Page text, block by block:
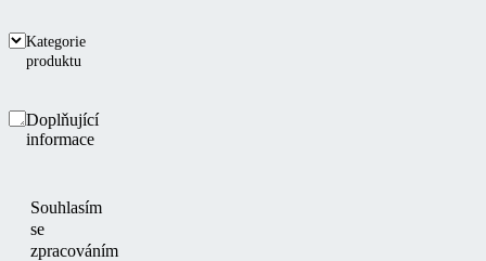
Kategorie
produktu
Doplňující
informace
Souhlasím
se
zpracováním